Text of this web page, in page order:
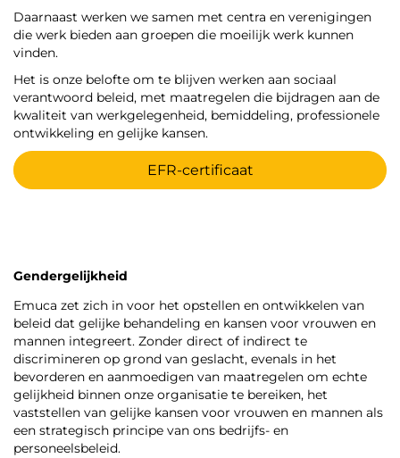
Daarnaast werken we samen met centra en verenigingen
die werk bieden aan groepen die moeilijk werk kunnen
vinden.
Het is onze belofte om te blijven werken aan sociaal
verantwoord beleid, met maatregelen die bijdragen aan de
kwaliteit van werkgelegenheid, bemiddeling, professionele
ontwikkeling en gelijke kansen.
EFR-certificaat
Gendergelijkheid
Emuca zet zich in voor het opstellen en ontwikkelen van
beleid dat gelijke behandeling en kansen voor vrouwen en
mannen integreert. Zonder direct of indirect te
discrimineren op grond van geslacht, evenals in het
bevorderen en aanmoedigen van maatregelen om echte
gelijkheid binnen onze organisatie te bereiken, het
vaststellen van gelijke kansen voor vrouwen en mannen als
een strategisch principe van ons bedrijfs- en
personeelsbeleid.